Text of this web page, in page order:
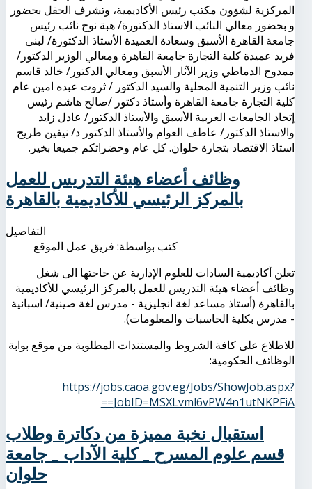
المركزية لشؤون مكتب رئيس الأكاديمية، وتشرف الحفل بحضور
و بحضور معالي النائب الاستاذ الدكتورة/ هبة نوح نائب رئيس
جامعة القاهرة الأسبق وسعادة العميدة الأستاذ الدكتورة/ لبنى
فريد عميدة كلية التجارة جامعة القاهرة ومعالي الوزير الدكتور/
ممدوح الدماطي وزير الآثار الأسبق ومعالي الدكتور/ خالد قاسم
نائب وزير التنمية المحلية والسيد الدكتور / ثروت عبده امين عام
كلية التجارة جامعة القاهرة وأستاذ دكتور /صالح هاشم رئيس
إتحاد الجامعات العربية الأسبق والأستاذ الدكتور/ عادل زايد
والاستاذ الدكتور/ عاطف العوام والأستاذ الدكتور د/ نيفين طريح
استاذ الاقتصاد بتجارة حلوان. كل عام وحضراتكم جميعا بخير.
وظائف أعضاء هيئة التدريس للعمل
بالمركز الرئيسي للأكاديمية بالقاهرة
التفاصيل
كتب بواسطة: فريق عمل الموقع
تعلن أكاديمية السادات للعلوم الإدارية عن حاجتها الى شغل
وظائف أعضاء هيئة التدريس للعمل بالمركز الرئيسي للأكاديمية
بالقاهرة (أستاذ مساعد لغة انجليزية - مدرس لغة صينية/ اسبانية
- مدرس بكلية الحاسبات والمعلومات).
للاطلاع على كافة الشروط والمستندات المطلوبة من موقع بوابة
الوظائف الحكومية:
https://jobs.caoa.gov.eg/Jobs/ShowJob.aspx?
JobID=MSXLvml6vPW4n1utNKPFiA==
استقبال نخبة مميزة من دكاترة وطلاب
قسم علوم المسرح _ كلية الآداب _ جامعة
حلوان